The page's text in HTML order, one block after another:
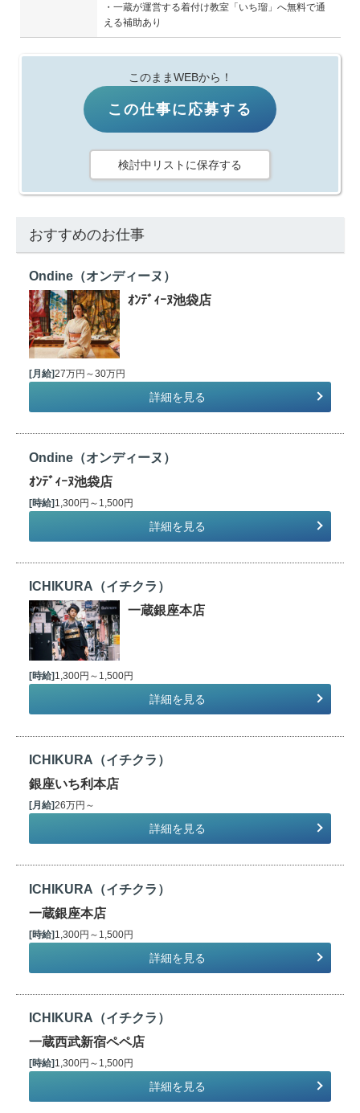
・一蔵が運営する着付け教室「いち瑠」へ無料で通
える補助あり
このままWEBから！
この仕事に応募する
検討中リストに保存する
おすすめのお仕事
Ondine（オンディーヌ）
ｵﾝﾃﾞｨｰﾇ池袋店
[月給]27万円～30万円
詳細を見る
Ondine（オンディーヌ）
ｵﾝﾃﾞｨｰﾇ池袋店
[時給]1,300円～1,500円
詳細を見る
ICHIKURA（イチクラ）
一蔵銀座本店
[時給] 1,300円～1,500円
詳細を見る
ICHIKURA（イチクラ）
銀座いち利本店
[月給]26万円～
詳細を見る
ICHIKURA（イチクラ）
一蔵銀座本店
[時給]1,300円～1,500円
詳細を見る
ICHIKURA（イチクラ）
一蔵西武新宿ペペ店
[時給] 1,300円～1,500円
詳細を見る